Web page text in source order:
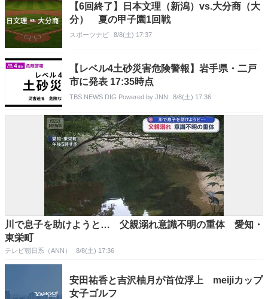
【6回終了】日本文理（新潟）vs.大分商（大
分） 夏の甲子園1回戦
スポーツナビ 8/8(土) 17:37
【レベル4土砂災害危険警報】岩手県・二戸
市に発表 17:35時点
TBS NEWS DIG Powered by JNN 8/8(土) 17:36
川で息子を助けようと… 父親溺れ意識不明の重体 愛知・
東栄町
テレビ朝日系（ANN） 8/8(土) 17:36
安田祐香と吉沢柚月が首位浮上 meijiカップ
女子ゴルフ